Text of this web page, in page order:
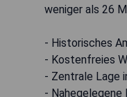
weniger als 26
- Historisches
- Kostenfreies
- Zentrale Lage
- Nahegelegene